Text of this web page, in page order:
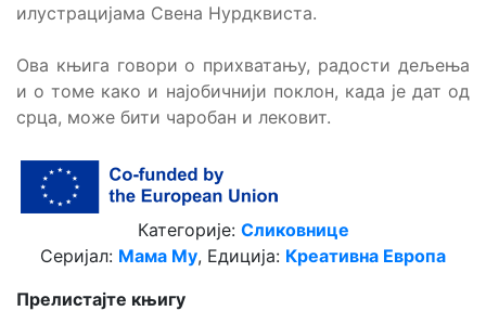
илустрацијама Свена Нурдквиста.
Ова књига говори о прихватању, радости дељења
и о томе како и најобичнији поклон, када је дат од
срца, може бити чаробан и лековит.
Категорије: Сликовнице
Серијал: Мама Му, Едиција: Креативна Европа
Прелистајте књигу